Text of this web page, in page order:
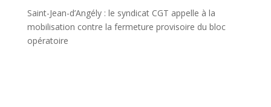
Saint-Jean-d’Angély : le syndicat CGT appelle à la
mobilisation contre la fermeture provisoire du bloc
opératoire